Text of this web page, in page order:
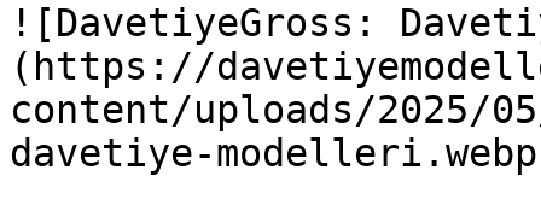
![DavetiyeGross:
(https://
content/uploads/2025/
davetiye-